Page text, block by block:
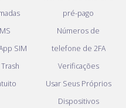
SIM
pré-pago
Números de
telefone de 2FA
Verificações
Usar Seus Próprios
Dispositivos